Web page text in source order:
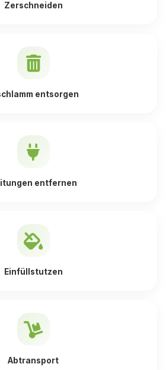
Zerschneiden
entsorgen
entfernen
Einfüllstutzen
Abtransport